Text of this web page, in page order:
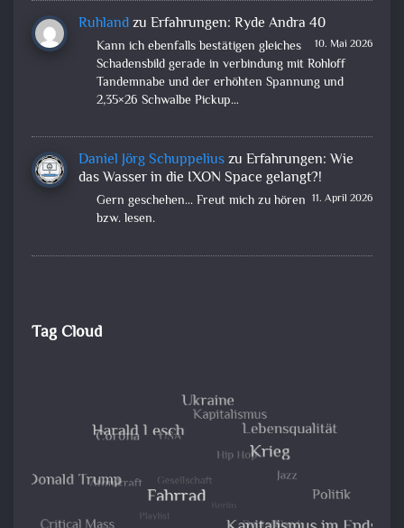
Ruhlandzu Erfahrungen: Ryde Andra 40
10. Mai 2026
Kann ich ebenfalls bestätigen gleiches
Schadensbild gerade in verbindung mit Rohloff
Tandemnabe und der erhöhten Spannung und
2,35×26 Schwalbe Pickup…
Daniel Jörg Schuppeliuszu Erfahrungen: Wie
das Wasser in die IXON Space gelangt?!
11. April 2026
Gern geschehen... Freut mich zu hören
bzw. lesen.
Tag Cloud